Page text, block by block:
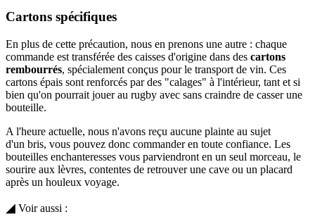
Cartons spécifiques
En plus de cette précaution, nous en prenons une autre : chaque
commande est transférée des caisses d'origine dans des cartons
rembourrés, spécialement conçus pour le transport de vin. Ces
cartons épais sont renforcés par des "calages" à l'intérieur, tant et si
bien qu'on pourrait jouer au rugby avec sans craindre de casser une
bouteille.
A l'heure actuelle, nous n'avons reçu aucune plainte au sujet
d'un bris, vous pouvez donc commander en toute confiance. Les
bouteilles enchanteresses vous parviendront en un seul morceau, le
sourire aux lèvres, contentes de retrouver une cave ou un placard
après un houleux voyage.
◢ Voir aussi :